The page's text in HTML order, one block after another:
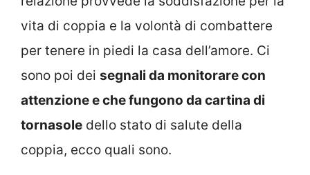
vita di coppia e la volontà di combattere
per tenere in piedi la casa dell’amore. Ci
sono poi dei segnali da monitorare con
attenzione e che fungono da cartina di
tornasole dello stato di salute della
coppia, ecco quali sono.